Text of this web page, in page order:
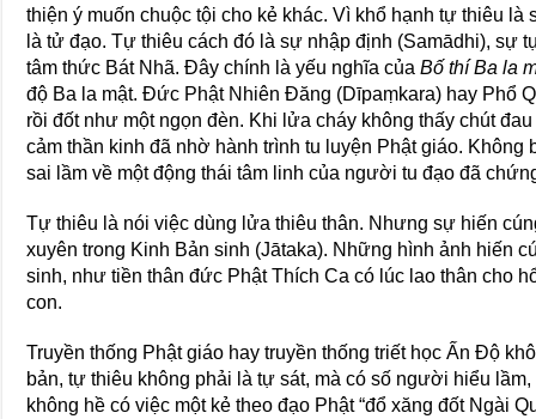
thiện ý muốn chuộc tội cho kẻ khác. Vì khổ hạnh tự thiêu
là tử đạo. Tự thiêu cách đó là sự nhập định (Samādhi), sự
tâm thức Bát Nhã. Đây chính là yếu nghĩa củaBố thí Ba la
độ Ba la mật. Đức Phật Nhiên Đăng (Dīpaṃkara) hay Phổ
rồi đốt như một ngọn đèn. Khi lửa cháy không thấy chút
cảm thần kinh đã nhờ hành trình tu luyện Phật giáo. Không
sai lầm về một động thái tâm linh của người tu đạo đã
Tự thiêu là nói việc dùng lửa thiêu thân. Nhưng sự hiến
xuyên trong Kinh Bản sinh (Jātaka). Những hình ảnh hiến
sinh, như tiền thân đức Phật Thích Ca có lúc lao thân cho
con.
Truyền thống Phật giáo hay truyền thống triết học Ấn Độ
bản, tự thiêu không phải là tự sát, mà có số người hiểu
không hề có việc một kẻ theo đạo Phật “đổ xăng đốt Ngài